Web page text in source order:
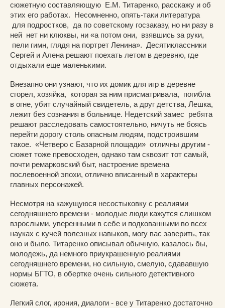
сюжетную составляющую Е.М. Титаренко, расскажу и об
этих его работах. Несомненно, опять-таки литература
для подростков, да по советскому госзаказу, но ни разу в
ней нет ни клюквы, ни «а потом они, взявшись за руки,
пели гимн, глядя на портрет Ленина». Десятиклассники
Сергей и Алена решают поехать летом в деревню, где
отдыхали еще маленькими.
Внезапно они узнают, что их домик для игр в деревне
сгорел, хозяйка, которая за ним присматривала, погибла
в огне, убит случайный свидетель, а друг детства, Лешка,
лежит без сознания в больнице. Недетский замес ребята
решают расследовать самостоятельно, ничуть не боясь
перейти дорогу столь опасным людям, подстроившим
такое. «Четверо с Базарной площади» отличны другим -
сюжет тоже превосходен, однако там сквозит тот самый,
почти ремарковский быт, настроение времена
послевоенной эпохи, отлично вписанный в характеры
главных персонажей.
Несмотря на кажущуюся несостыковку с реалиями
сегодняшнего времени - молодые люди кажутся слишком
взрослыми, уверенными в себе и подкованными во всех
науках с кучей полезных навыков, могу вас заверить, так
оно и было. Титаренко описывал обычную, казалось бы,
молодежь, да немного приукрашенную реалиями
сегодняшнего времени, но сильную, смелую, сдававшую
нормы БГТО, в обертке очень сильного детективного
сюжета.
Легкий слог, ирония, диалоги - все у Титаренко достаточно